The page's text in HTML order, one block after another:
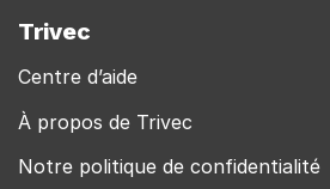
Trivec
Centre d’aide
À propos de Trivec
Notre politique de confidentialité